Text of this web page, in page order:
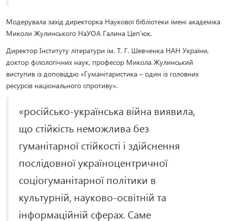
Модерувала захід директорка Наукової бібліотеки імені академіка
Миколи Жулинського НаУОА Галина Цеп’юк.
Директор Інституту літератури ім. Т. Г. Шевченка НАН України,
доктор філологічних наук, професор Микола Жулинський
виступив із доповіддю «Гуманітаристика – один із головних
ресурсів національного спротиву».
«російсько-українська війна виявила,
що стійкість неможлива без
гуманітарної стійкості і здійснення
послідовної україноцентричної
соціогуманітарної політики в
культурній, науково-освітній та
інформаційній сферах. Саме